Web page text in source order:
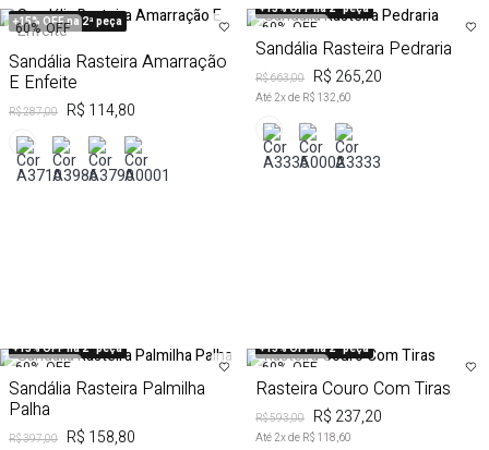
+15% OFF na 2ª peça
60% OFF
Sandália Rasteira Amarração
E Enfeite
R$ 287,00 R$ 114,80
+15% OFF na 2ª peça
60% OFF
Sandália Rasteira Pedraria
R$ 663,00 R$ 265,20
Até 2x de R$ 132,60
+15% OFF na 2ª peça
60% OFF
Sandália Rasteira Palmilha
Palha
R$ 397,00 R$ 158,80
+15% OFF na 2ª peça
60% OFF
Rasteira Couro Com Tiras
R$ 593,00 R$ 237,20
Até 2x de R$ 118,60